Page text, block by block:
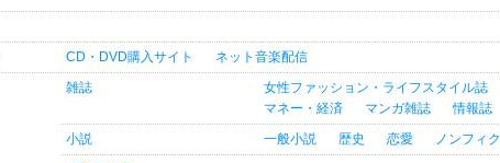
CD・DVD購入サイト
ネット音楽配信
雑誌 女性ファッション・ライフスタイル誌
マネー・経済
マンガ雑誌 情報誌
小説
一般小説 歴史 恋愛 ノンフィ